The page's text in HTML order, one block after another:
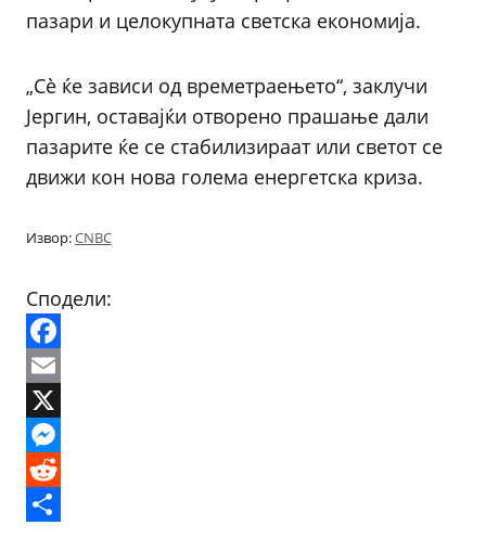
пазари и целокупната светска економија.
„Сè ќе зависи од времетраењето“, заклучи
Јергин, оставајќи отворено прашање дали
пазарите ќе се стабилизираат или светот се
движи кон нова голема енергетска криза.
Извор:CNBC
Сподели:
Facebook
Email
X
Messenger
Reddit